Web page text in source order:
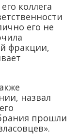
коллега
его не
фракции,
назвал
прошли